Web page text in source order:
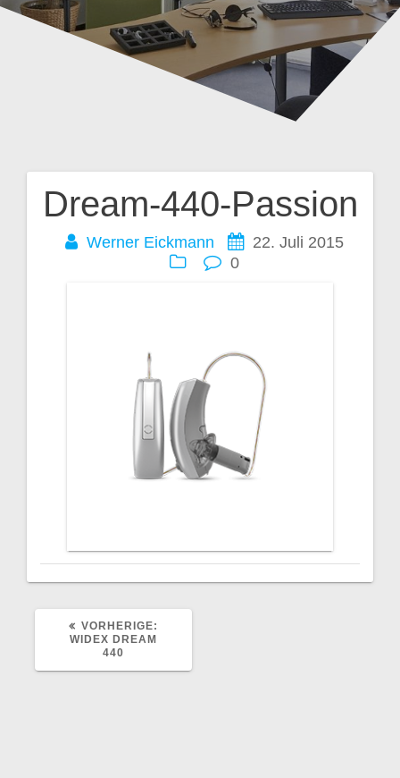
Dream-440-Passion
Werner Eickmann
22. Juli 2015
0
Beitragsnavigation
VORHERIGE:
WIDEX DREAM
440